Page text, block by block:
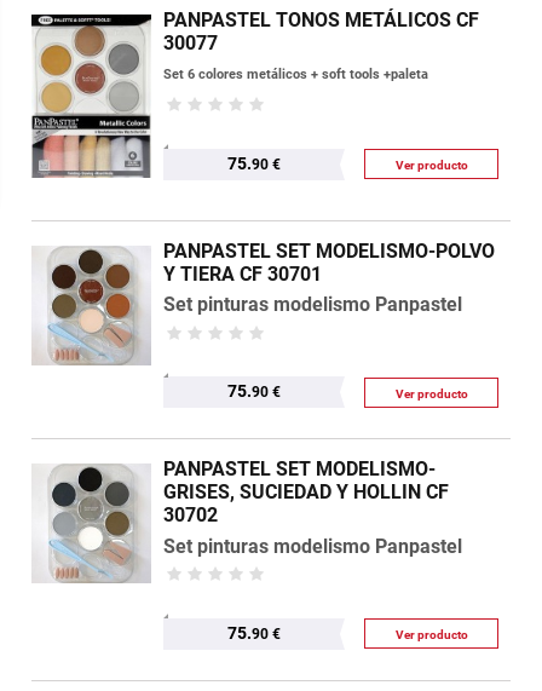
PANPASTEL TONOS METÁLICOS CF
30077
Set 6 colores metálicos + soft tools +paleta
75.90 € Ver producto
PANPASTEL SET MODELISMO-POLVO
Y TIERA CF 30701
Set pinturas modelismo Panpastel
75.90 € Ver producto
PANPASTEL SET MODELISMO-
GRISES, SUCIEDAD Y HOLLIN CF
30702
Set pinturas modelismo Panpastel
75.90 € Ver producto